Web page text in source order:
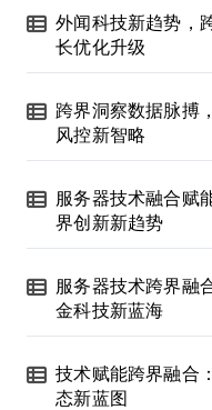
外闻科技新趋势，
长优化升级
跨界洞察数据脉搏
风控新智略
服务器技术融合赋
界创新新趋势
服务器技术跨界融
金科技新蓝海
技术赋能跨界融合
态新蓝图